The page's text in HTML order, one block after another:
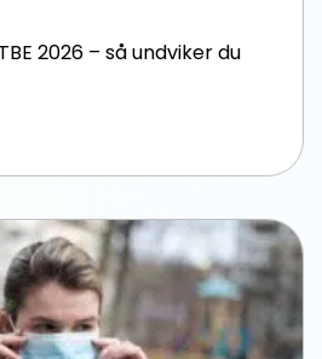
2026 – så undviker du